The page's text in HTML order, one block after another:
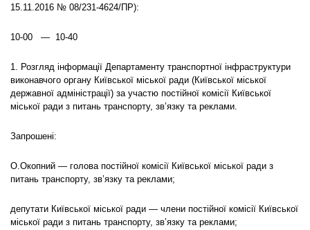
15.11.2016 № 08/231-4624/ПР):
10-00 — 10-40
1. Розгляд інформації Департаменту транспортної інфраструктури
виконавчого органу Київської міської ради (Київської міської
державної адміністрації) за участю постійної комісії Київської
міської ради з питань транспорту, зв’язку та реклами.
Запрошені:
О.Окопний — голова постійної комісії Київської міської ради з
питань транспорту, зв’язку та реклами;
депутати Київської міської ради — члени постійної комісії Київської
міської ради з питань транспорту, зв’язку та реклами;